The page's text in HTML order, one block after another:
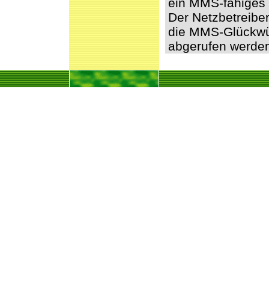
Der
die MMS-
abgerufen